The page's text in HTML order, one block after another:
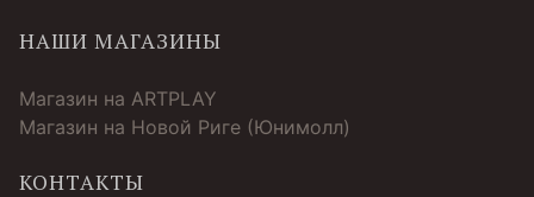
НАШИ МАГАЗИНЫ
Магазин на ARTPLAY
Магазин на Новой Риге (Юнимолл)
КОНТАКТЫ